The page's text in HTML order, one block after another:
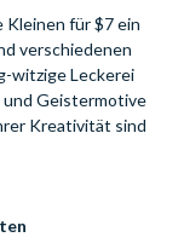
für $7 ein
verschiedenen
witzige Leckerei
und Geistermotive
Kreativität sind